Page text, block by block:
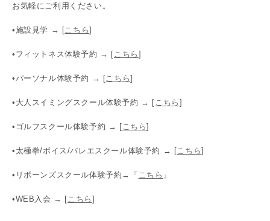
お気軽にご利用ください。
•施設見学 → [ こちら]
•フィットネス体験予約 → [ こちら ]
•パーソナル体験予約 → [ こちら]
•大人スイミングスクール体験予約 → [ こちら ]
•ゴルフスクール体験予約 → [ こちら]
•太極拳/ボイス/バレエスクール体験予約 → [ こちら]
•リボーンズスクール体験予約→「 こちら 」
•WEB入会 → [ こちら ]